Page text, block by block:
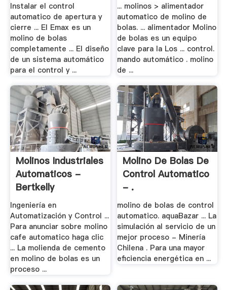
Instalar el control
automatico de apertura y
cierre ... El Emax es un
molino de bolas
completamente ... El diseño
de un sistema automático
para el control y ...
... molinos > alimentador
automatico de molino de
bolas. ... alimentador Molino
de bolas es un equipo
clave para la Los ... control.
mando automático . molino
de ...
Molinos Industriales
Automaticos -
Bertkelly
Ingeniería en
Automatización y Control ...
Para anunciar sobre molino
cafe automatico haga clic
... La molienda de cemento
en molino de bolas es un
proceso ...
Molino De Bolas De
Control Automatico
- .
molino de bolas de control
automatico. aquaBazar ... La
simulación al servicio de un
mejor proceso - Minería
Chilena . Para una mayor
eficiencia energética en ...